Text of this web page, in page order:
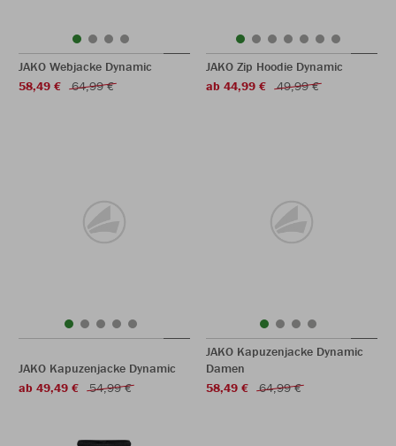
JAKO Webjacke Dynamic
58,49 €
64,99 €
JAKO Zip Hoodie Dynamic
ab 44,99 €
49,99 €
JAKO Kapuzenjacke Dynamic
ab 49,49 €
54,99 €
JAKO Kapuzenjacke Dynamic
Damen
58,49 €
64,99 €